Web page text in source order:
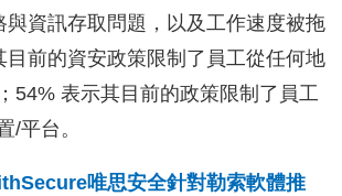
與資訊存取問題，以及工作速度被拖
目前的資安政策限制了員工從任何地
54% 表示其目前的政策限制了員工
/平台。
唯思安全針對勒索軟體推